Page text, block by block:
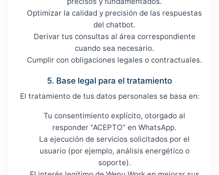
Optimizar la calidad y precisión de las respuestas
del chatbot.
Derivar tus consultas al área correspondiente
cuando sea necesario.
Cumplir con obligaciones legales o contractuales.
5. Base legal para el tratamiento
El tratamiento de tus datos personales se basa en:
Tu consentimiento explícito, otorgado al
responder “ACEPTO” en WhatsApp.
La ejecución de servicios solicitados por el
usuario (por ejemplo, análisis energético o
soporte).